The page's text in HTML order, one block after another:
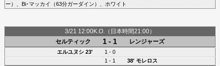
ー ）、 Bi･マッカイ （63分ガーダイン ）、 ホワイト
3/21 12:00K.O.（日本時間21:00）
セルティック
1 - 1 レンジャーズ
エルユヌシ23'
1 - 0
1 - 1
38' モレロス